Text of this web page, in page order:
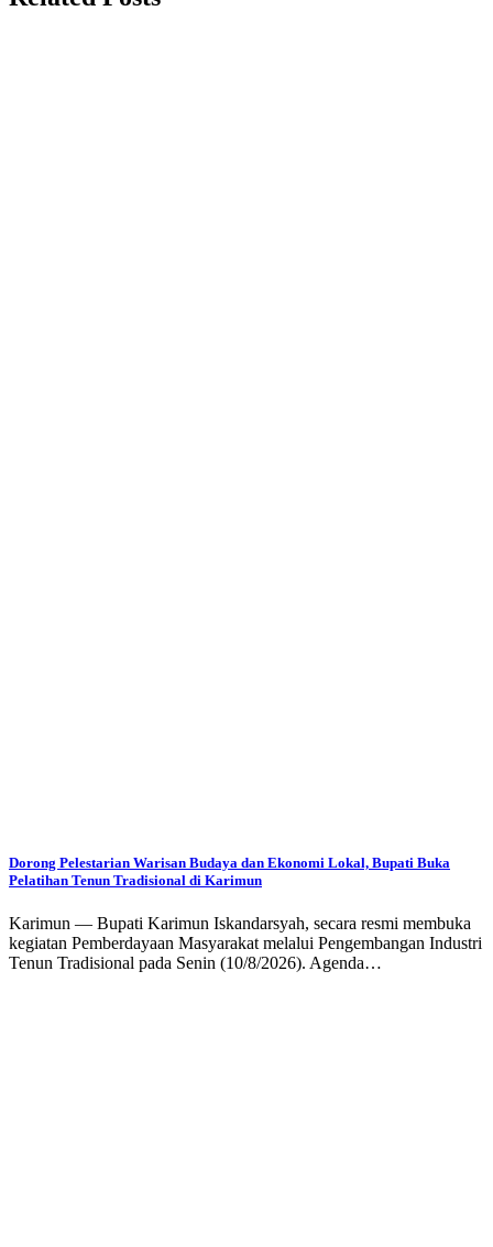
Dorong Pelestarian Warisan Budaya dan Ekonomi Lokal, Bupati Buka
Pelatihan Tenun Tradisional di Karimun
Karimun — Bupati Karimun Iskandarsyah, secara resmi membuka
kegiatan Pemberdayaan Masyarakat melalui Pengembangan Industri
Tenun Tradisional pada Senin (10/8/2026). Agenda…